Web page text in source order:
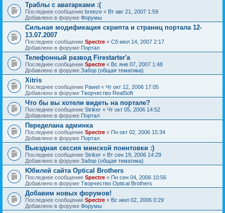
Траблы с аватарками :(
Последнее сообщение breeze « Вт авг 21, 2007 1:59
Добавлено в форуме Форумы
Сильная модификация скрипта и страниц портала 12-
13.07.2007
Последнее сообщение Spectre « Сб июл 14, 2007 2:17
Добавлено в форуме Портал
Телефонный развод Firestarter'а
Последнее сообщение Spectre « Вс янв 07, 2007 1:48
Добавлено в форуме Забор (общая тематика)
Xitris
Последнее сообщение Pawel « Чт окт 12, 2006 17:05
Добавлено в форуме Творчество RealSoft
Что бы вы хотели видеть на портале?
Последнее сообщение Striker « Чт окт 05, 2006 14:52
Добавлено в форуме Портал
Переделана админка
Последнее сообщение Spectre « Пн окт 02, 2006 15:34
Добавлено в форуме Портал
Выездная сессия минской поинтовки :)
Последнее сообщение Striker « Вт сен 19, 2006 14:29
Добавлено в форуме Забор (общая тематика)
Юбилей сайта Optical Brothers
Последнее сообщение Spectre « Пн сен 04, 2006 10:56
Добавлено в форуме Творчество Optical Brothers
Добавим новых форумов!
Последнее сообщение Spectre « Вс июл 02, 2006 0:29
Добавлено в форуме Форумы